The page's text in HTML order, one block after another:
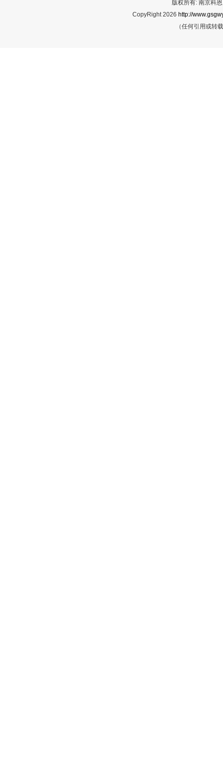
版权所有: 南京科
CopyRight 2026 http://
（任何引用或转